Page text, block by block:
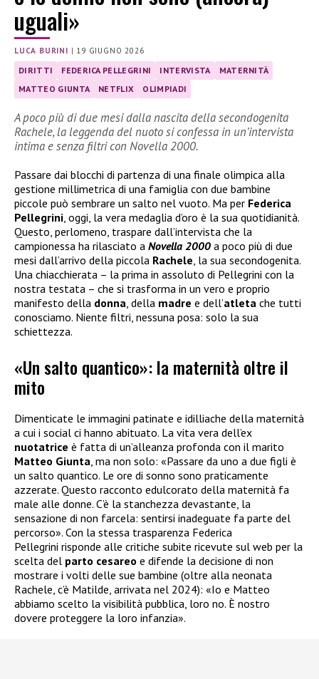
uguali»
LUCA BURINI | 19 GIUGNO 2026
DIRITTI FEDERICA PELLEGRINI INTERVISTA
MATERNITÀ
MATTEO GIUNTA
NETFLIX OLIMPIADI
A poco più di due mesi dalla nascita della secondogenita
Rachele, la leggenda del nuoto si confessa in un’intervista
intima e senza filtri con Novella 2000.
Passare dai blocchi di partenza di una finale olimpica alla
gestione millimetrica di una famiglia con due bambine
piccole può sembrare un salto nel vuoto. Ma per Federica
Pellegrini , oggi, la vera medaglia d’oro è la sua quotidianità.
Questo, perlomeno, traspare dall’intervista che la
campionessa ha rilasciato a Novella 2000 a poco più di due
mesi dall’arrivo della piccola Rachele , la sua secondogenita.
Una chiacchierata – la prima in assoluto di Pellegrini con la
nostra testata – che si trasforma in un vero e proprio
manifesto della donna , della madre e dell’atleta che tutti
conosciamo. Niente filtri, nessuna posa: solo la sua
schiettezza.
«Un salto quantico»: la maternità oltre il
mito
Dimenticate le immagini patinate e idilliache della maternità
a cui i social ci hanno abituato. La vita vera dell’ex
nuotatrice è fatta di un’alleanza profonda con il marito
Matteo Giunta , ma non solo: «Passare da uno a due figli è
un salto quantico. Le ore di sonno sono praticamente
azzerate. Questo racconto edulcorato della maternità fa
male alle donne. C’è la stanchezza devastante, la
sensazione di non farcela: sentirsi inadeguate fa parte del
percorso». Con la stessa trasparenza Federica
Pellegrini risponde alle critiche subite ricevute sul web per la
scelta del parto cesareo e difende la decisione di non
mostrare i volti delle sue bambine (oltre alla neonata
Rachele, c’è Matilde, arrivata nel 2024): «Io e Matteo
abbiamo scelto la visibilità pubblica, loro no. È nostro
dovere proteggere la loro infanzia».